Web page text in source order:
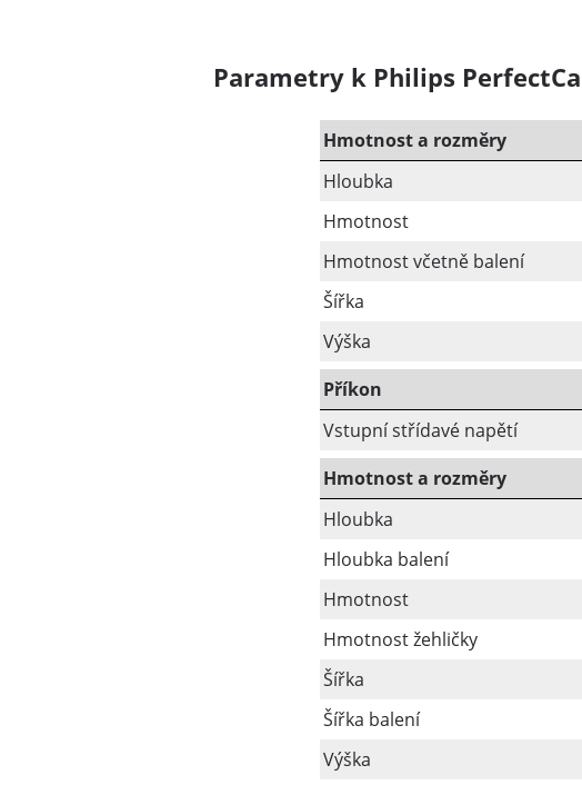
Parametry k Philips
Hmotnost a rozměry
Hloubka
Hmotnost
Hmotnost včetně balení
Šířka
Výška
Příkon
Vstupní střídavé napětí
Hmotnost a rozměry
Hloubka
Hloubka balení
Hmotnost
Hmotnost žehličky
Šířka
Šířka balení
Výška